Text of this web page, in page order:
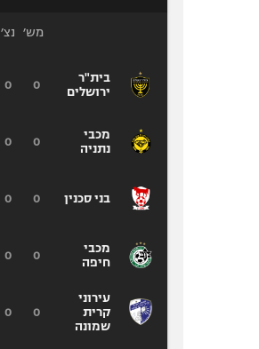
בית"ר
ירושלים
מכבי
נתניה
בני סכנין
מכבי
חיפה
עירוני
קרית
שמונה
מש׳ נצ׳
0
0
0
0
0
0
0
0
0
0